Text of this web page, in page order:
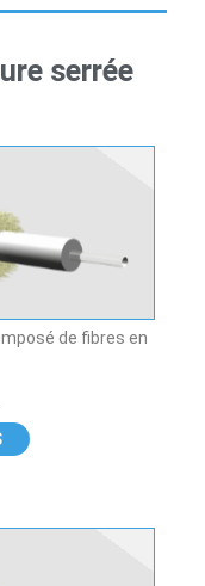
serrée
de fibres en